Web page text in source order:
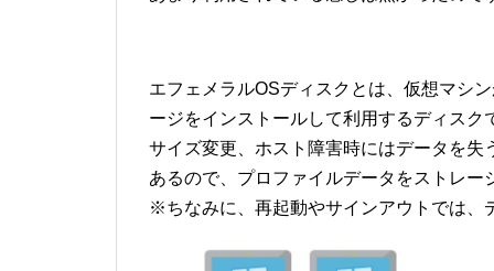
エフェメラルOSディスクとは、仮想マシ
ージをインストールして利用するディス
サイズ変更、ホスト障害時にはデータを
あるので、プロファイルデータをストレー
※ちなみに、再起動やサインアウトでは、